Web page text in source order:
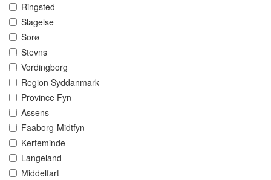
Ringsted
Slagelse
Sorø
Stevns
Vordingborg
Region Syddanmark
Province Fyn
Assens
Faaborg-Midtfyn
Kerteminde
Langeland
Middelfart